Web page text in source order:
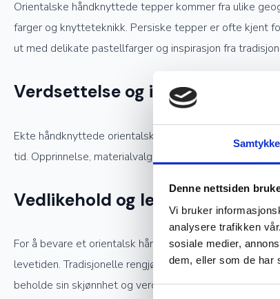
Samtykke
Denne nettsiden
Vi bruker
analysere trafikken
sosiale medier,
dem, eller som de har
Samtykkevalg
Orientalske håndknyttede tepper kommer fra ulike
farger og knytteteknikk. Persiske tepper er ofte kjent
ut med delikate pastellfarger og inspirasjon fra
Verdsettelse og investering
Ekte håndknyttede orientalske tepper er
tid. Opprinnelse, materialvalg og knutetetthet spiller
Vedlikehold og levetid
For å bevare et orientalsk håndknyttet teppe i god
levetiden. Tradisjonelle rengjøringsmetoder, som å
beholde sin skjønnhet og verdi.